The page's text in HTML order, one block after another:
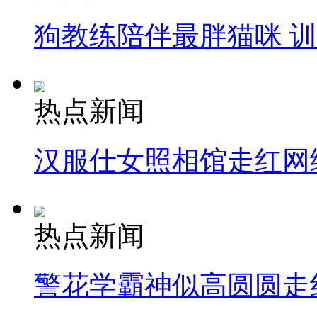
狗教练陪伴最胖猫咪
热点新闻
汉服仕女照相馆走红网
热点新闻
警花学霸神似高圆圆走